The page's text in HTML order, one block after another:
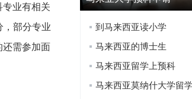
业有相关
，部分专业
还需参加面
到马来西亚读小学
马来西亚的博士生
马来西亚留学上预科
马来西亚莫纳什大学留